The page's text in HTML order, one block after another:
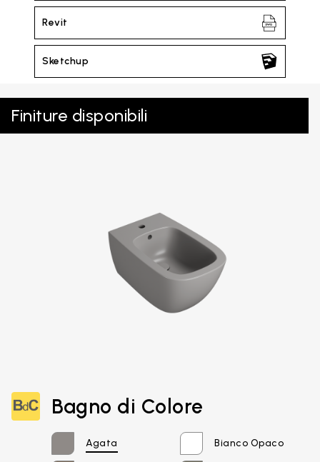
Revit
Sketchup
Email*
Finiture disponibili
Bagno di Colore
Agata Bianco Opaco